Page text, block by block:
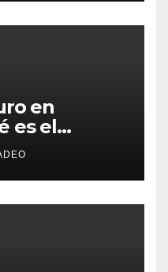
en
es el
and